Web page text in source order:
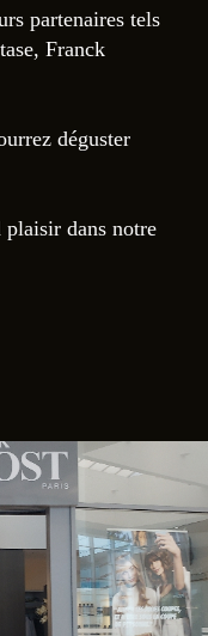
partenaires tels
Franck
déguster
plaisir dans notre